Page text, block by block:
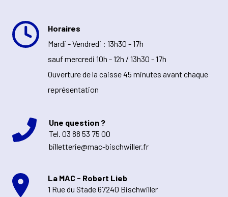
Horaires
Mardi - Vendredi : 13h30 - 17h
sauf mercredi 10h - 12h / 13h30 - 17h
Ouverture de la caisse 45 minutes avant chaque
représentation
Une question ?
Tel. 03 88 53 75 00
billetterie@mac-bischwiller.fr
La MAC - Robert Lieb
1 Rue du Stade 67240 Bischwiller